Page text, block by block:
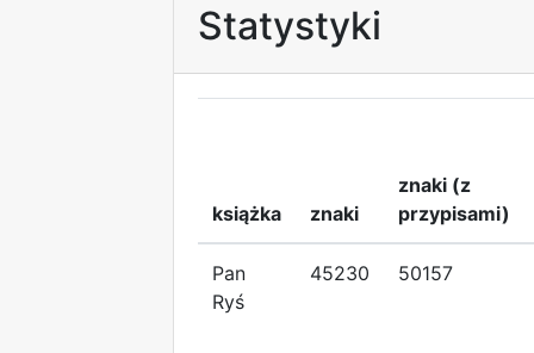
Statystyki
książka znaki
znaki (z
przypisami)
Pan
Ryś
45230 50157